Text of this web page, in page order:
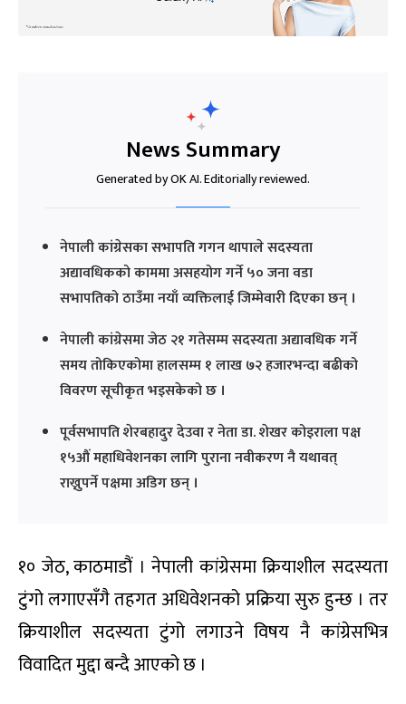
News Summary
Generated by OK AI. Editorially reviewed.
नेपाली कांग्रेसका सभापति गगन थापाले सदस्यता
अद्यावधिकको काममा असहयोग गर्ने ५० जना वडा
सभापतिको ठाउँमा नयाँ व्यक्तिलाई जिम्मेवारी दिएका छन् ।
नेपाली कांग्रेसमा जेठ २१ गतेसम्म सदस्यता अद्यावधिक गर्ने
समय तोकिएकोमा हालसम्म १ लाख ७२ हजारभन्दा बढीको
विवरण सूचीकृत भइसकेको छ ।
पूर्वसभापति शेरबहादुर देउवा र नेता डा. शेखर कोइराला पक्ष
१५औं महाधिवेशनका लागि पुराना नवीकरण नै यथावत्
राख्नुपर्ने पक्षमा अडिग छन् ।
१० जेठ, काठमाडौं । नेपाली कांग्रेसमा क्रियाशील सदस्यता
टुंगो लगाएसँगै तहगत अधिवेशनको प्रक्रिया सुरु हुन्छ । तर
क्रियाशील सदस्यता टुंगो लगाउने विषय नै कांग्रेसभित्र
विवादित मुद्दा बन्दै आएको छ ।